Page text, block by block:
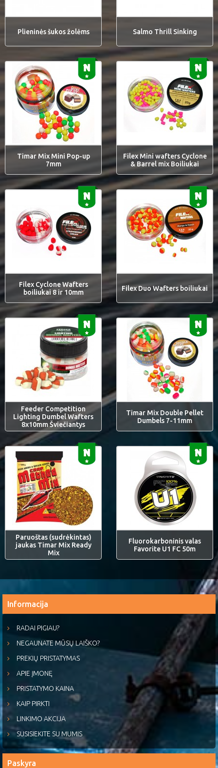
Plieninės šukos žolėms Salmo Thrill Sinking
Timar Mix Mini Pop-up
7mm
Filex Mini wafters Cyclone
& Barrel mix Boiliukai
Filex Cyclone Wafters
boiliukai 8 ir 10mm
Filex Duo Wafters boiliukai
Feeder Competition
Lighting Dumbel Wafters
8x10mm Šviečiantys
Timar Mix Double Pellet
Dumbels 7-11mm
Paruoštas (sudrėkintas)
jaukas Timar Mix Ready
Mix
Fluorokarboninis valas
Favorite U1 FC 50m
Informacija
RADAI PIGIAU?
NEGAUNATE MŪSŲ LAIŠKO?
PREKIŲ PRISTATYMAS
APIE ĮMONĘ
PRISTATYMO KAINA
KAIP PIRKTI
LINKIMO AKCIJA
SUSISIEKITE SU MUMIS
Paskyra